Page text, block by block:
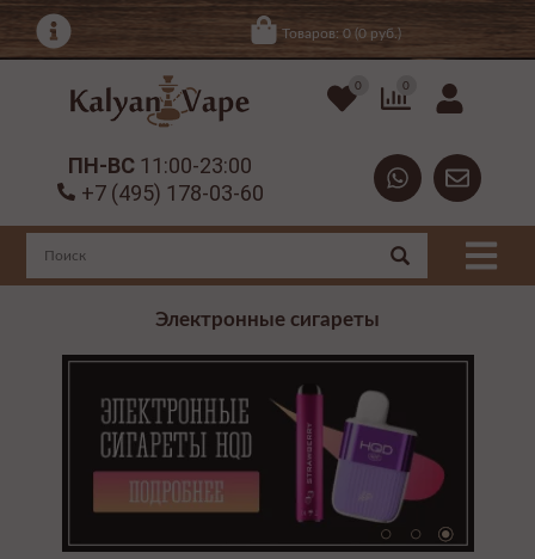
Товаров: 0 (0 руб.)
0 0
ПН-ВС 11:00-23:00
+7 (495) 178-03-60
Электронные сигареты